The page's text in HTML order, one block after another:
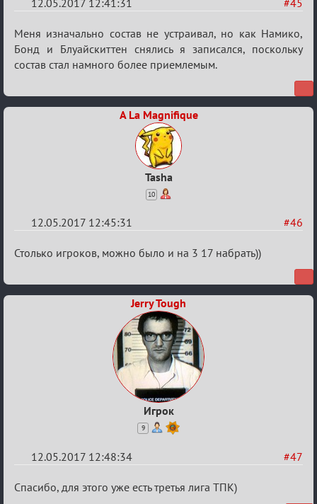
#45
12.05.2017 12:41:31
Re:
Кубок
Вендетты
Меня изначально состав не устраивал, но как Намико,
Бонд и Блуайскиттен снялись я записался, поскольку
состав стал намного более приемлемым.
A La Magnifique
Tasha
10
#46
12.05.2017 12:45:31
Re:
Вендетты
Столько игроков, можно было и на 3 17 набрать))
Jerry Tough
Игрок
9
#47
12.05.2017 12:48:34
Re:
Спасибо, для этого уже есть третья лига ТПК)